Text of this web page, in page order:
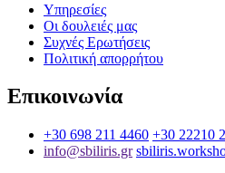
Υπηρεσίες
Οι δουλειές μας
Συχνές Ερωτήσεις
Πολιτική απορρήτου
Επικοινωνία
+30 698 211 4460 +30 22210
info@sbiliris.gr